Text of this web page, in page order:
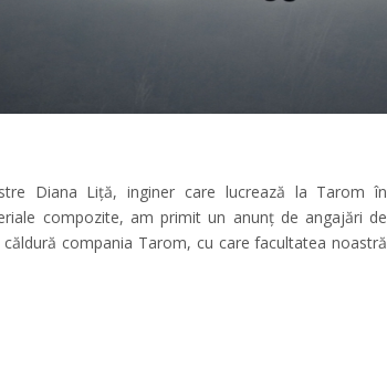
Diana Liță, inginer care lucrează la Tarom în
compozite, am primit un anunț de angajări de
compania Tarom, cu care facultatea noastră